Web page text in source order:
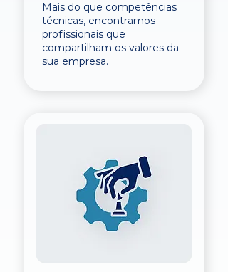
Mais do que competências
técnicas, encontramos
profissionais que
compartilham os valores da
sua empresa.